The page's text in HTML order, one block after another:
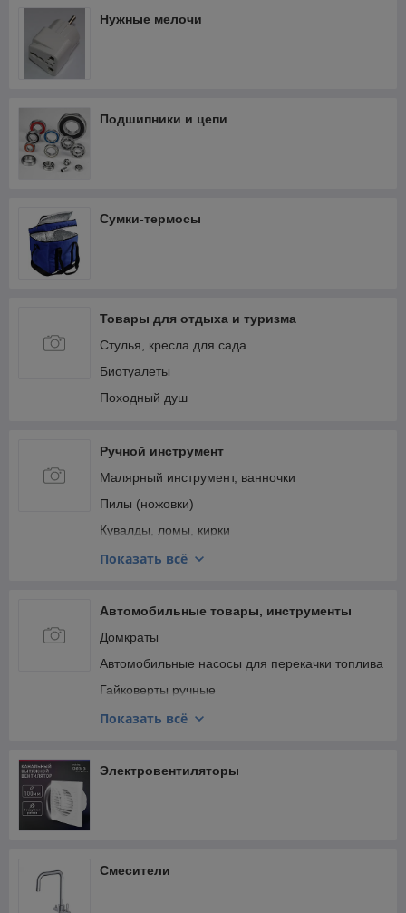
Нужные мелочи
Подшипники и цепи
Сумки-термосы
Товары для отдыха и туризма
Стулья, кресла для сада
Биотуалеты
Походный душ
Ручной инструмент
Малярный инструмент, ванночки
Пилы (ножовки)
Кувалды, ломы, кирки
Наборы инструментов
Показать всё
Автомобильные товары, инструменты
Домкраты
Автомобильные насосы для перекачки топлива
Гайковерты ручные
Компрессоры автомобильные
Щетки стеклоочистителя
Показать всё
Электровентиляторы
Смесители